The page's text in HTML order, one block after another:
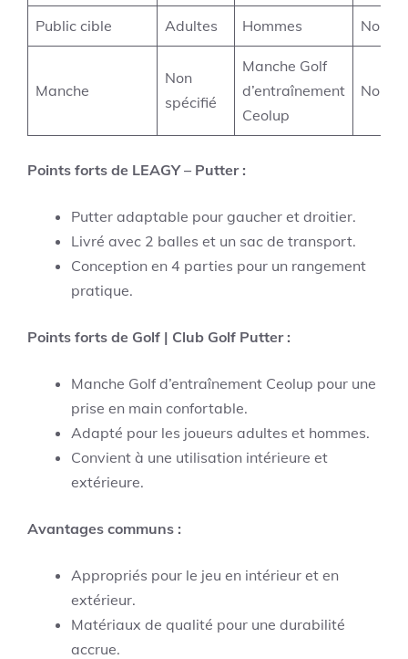
Public cible Adultes Hommes Non
Manche
Non
spécifié
Manche Golf
d’entraînement
Ceolup
Non
Points forts de LEAGY – Putter :
Putter adaptable pour gaucher et droitier.
Livré avec 2 balles et un sac de transport.
Conception en 4 parties pour un rangement
pratique.
Points forts de Golf | Club Golf Putter :
Manche Golf d’entraînement Ceolup pour une
prise en main confortable.
Adapté pour les joueurs adultes et hommes.
Convient à une utilisation intérieure et
extérieure.
Avantages communs :
Appropriés pour le jeu en intérieur et en
extérieur.
Matériaux de qualité pour une durabilité
accrue.